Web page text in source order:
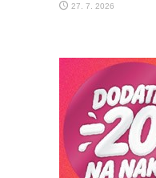
27. 7. 2026